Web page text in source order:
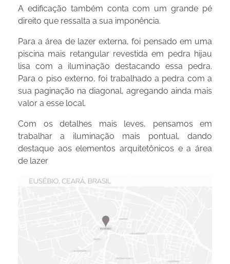
A edificação também conta com um grande pé
direito que ressalta a sua imponência.
Para a área de lazer externa, foi pensado em uma
piscina mais retangular revestida em pedra hijau
lisa com a iluminação destacando essa pedra.
Para o piso externo, foi trabalhado a pedra com a
sua paginação na diagonal, agregando ainda mais
valor a esse local.
Com os detalhes mais leves, pensamos em
trabalhar a iluminação mais pontual, dando
destaque aos elementos arquitetônicos e a área
de lazer